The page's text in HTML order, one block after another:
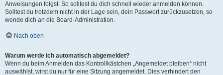
Anweisungen folgst. So solltest du dich schnell wieder anmelden können.
Solltest du trotzdem nicht in der Lage sein, dein Passwort zurückzusetzen, so
wende dich an die Board-Administration.
Nach oben
Warum werde ich automatisch abgemeldet?
Wenn du beim Anmelden das Kontrollkästchen „Angemeldet bleiben“ nicht
auswählst, wirst du nur für eine Sitzung angemeldet. Dies verhindert den